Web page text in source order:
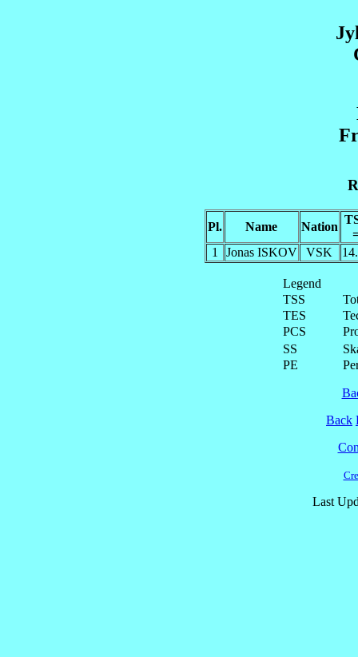
Pl. Name Nation
1
Jonas ISKOV VSK
Legend
TSS
TES
PCS
SS
PE
Back
Last